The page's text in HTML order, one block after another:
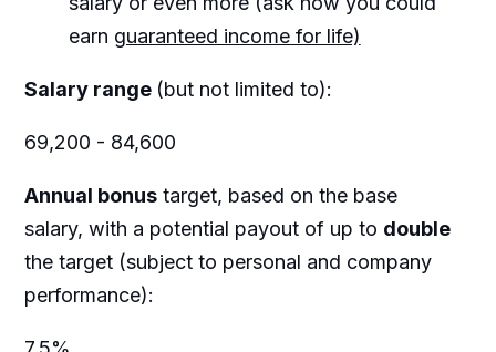
earn guaranteed income for life)
Salary range (but not limited to):
69,200 - 84,600
Annual bonustarget, based on the base
salary, with a potential payout of up to double
the target (subject to personal and company
performance):